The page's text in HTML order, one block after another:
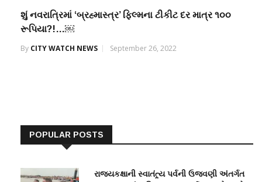
શું નવરાત્રિમાં ‘બ્રહ્માસ્ત્ર’ ફિલ્મના ટીકીટ દર માત્ર ૧૦૦
રૂપિયા?!…￼
By CITY WATCH NEWS September 26, 2022
POPULAR POSTS
રાજ્યકક્ષાની સ્વાતંત્ર્ય પર્વની ઉજવણી અંતર્ગત